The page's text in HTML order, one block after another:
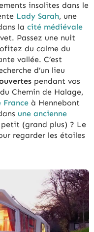
insolites dans le
Lady Sarah, une
la cité médiévale
Passez une nuit
du calme du
vallée. C’est
d’un lieu
pendant vos
Chemin de Halage,
France à Hennebont
une ancienne
(grand plus) ? Le
regarder les étoiles